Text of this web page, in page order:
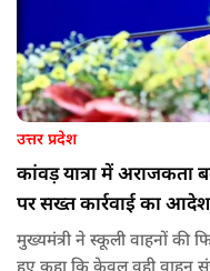
उत्तर प्रदेश
कांवड़ यात्रा में अराजकता
पर सख्त कार्रवाई का आदेश
मुख्यमंत्री ने स्कूली वाहनों की